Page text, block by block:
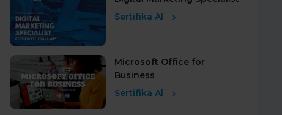
Sertifika Al
Microsoft Office for
Business
Sertifika Al